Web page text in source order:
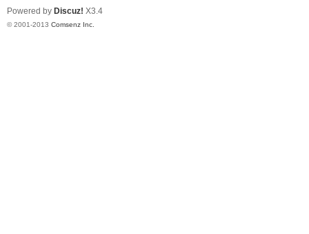
Powered by Discuz! X3.4
© 2001-2013 Comsenz Inc.